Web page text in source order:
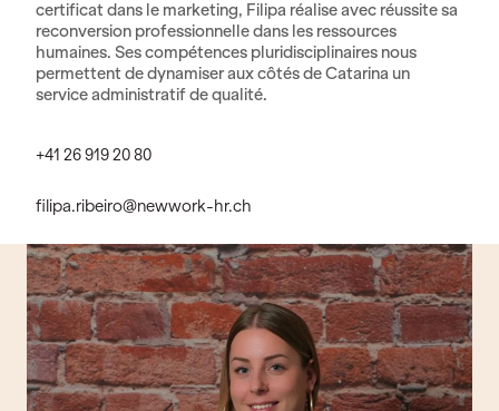
certificat dans le marketing, Filipa réalise avec réussite sa
reconversion professionnelle dans les ressources
humaines. Ses compétences pluridisciplinaires nous
permettent de dynamiser aux côtés de Catarina un
service administratif de qualité.
+41 26 919 20 80
filipa.ribeiro@newwork-hr.ch